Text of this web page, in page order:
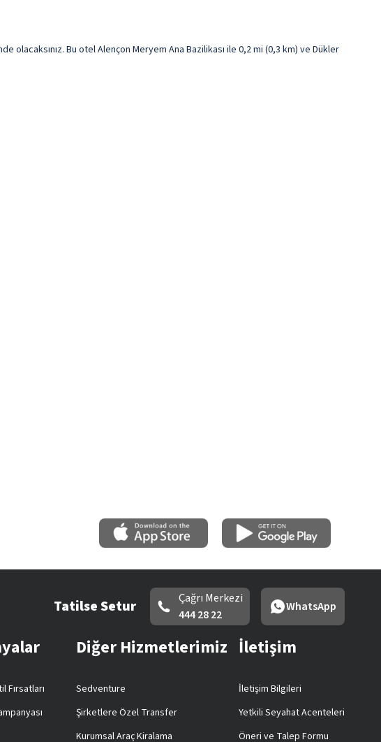
Bu otel Alençon Meryem Ana Bazilikası ile 0,2 mi (0,3 km) ve Dükler
Tatilse Setur
Çağrı Merkezi
444 28 22
WhatsApp
Fırsatları
Diğer Hizmetlerimiz
Sedventure
Şirketlere Özel Transfer
Kurumsal Araç Kiralama
İletişim
İletişim Bilgileri
Yetkili Seyahat Acenteleri
Öneri ve Talep Formu